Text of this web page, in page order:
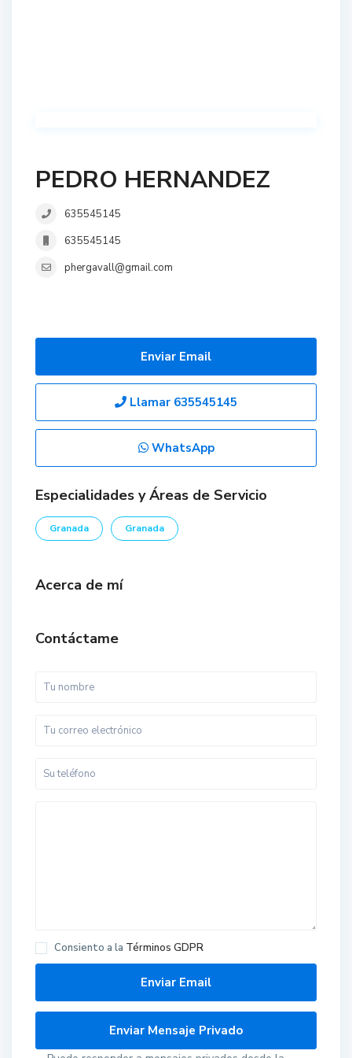
PEDRO HERNANDEZ
635545145
635545145
phergavall@gmail.com
Enviar Email
Llamar 635545145
WhatsApp
Especialidades y Áreas de Servicio
Granada Granada
Acerca de mí
Contáctame
Consiento a la Términos GDPR